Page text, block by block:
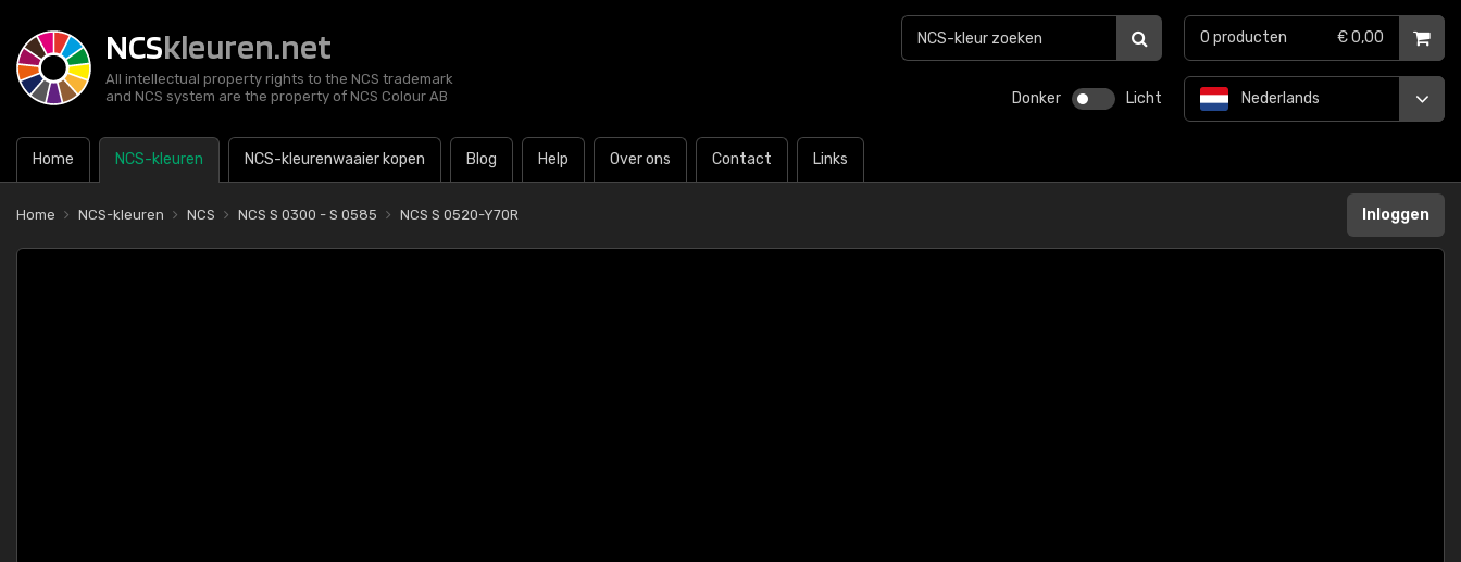
NCSkleuren.net
All intellectual property rights to the NCS trademark
and NCS system are the property of NCS Colour AB
Donker Licht
Home NCS-kleuren NCS-kleurenwaaier kopen Blog Help Over ons Contact Links
Nederlands
0 producten € 0,00
Home NCS-kleuren NCS NCS S 0300 - S 0585 NCS S 0520-Y70R Inloggen